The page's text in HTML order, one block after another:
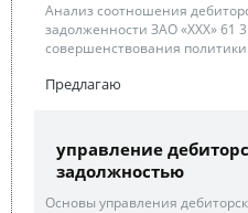
Анализ соотношения
задолженности ЗАО «XXX» 61
совершенствования
Предлагаю
управление
задолжностью
Основы управления